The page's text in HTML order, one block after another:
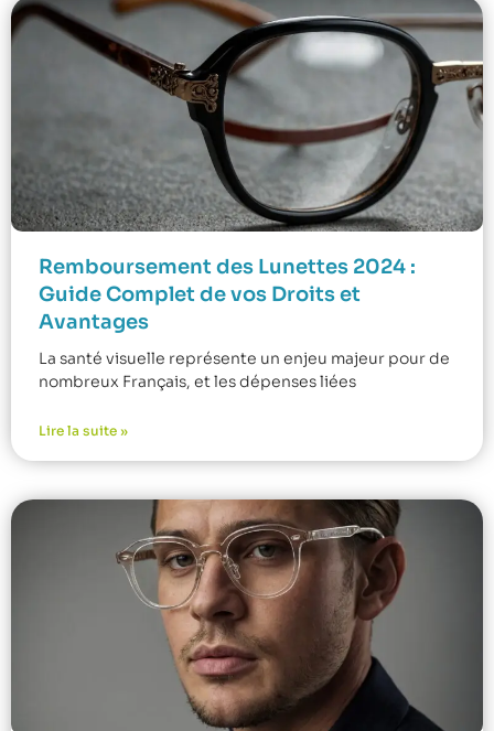
Remboursement des Lunettes 2024 :
Guide Complet de vos Droits et
Avantages
La santé visuelle représente un enjeu majeur pour de
nombreux Français, et les dépenses liées
Lire la suite »